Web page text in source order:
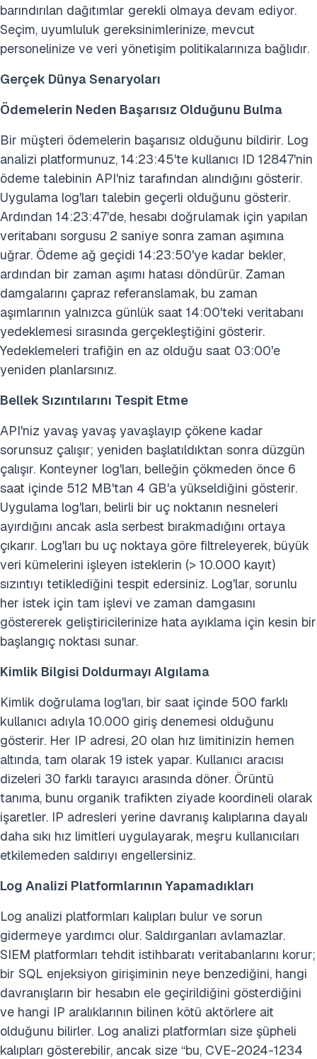
barındırılan dağıtımlar gerekli olmaya devam ediyor.
Seçim, uyumluluk gereksinimlerinize, mevcut
personelinize ve veri yönetişim politikalarınıza bağlıdır.
Gerçek Dünya Senaryoları
Ödemelerin Neden Başarısız Olduğunu Bulma
Bir müşteri ödemelerin başarısız olduğunu bildirir. Log
analizi platformunuz, 14:23:45'te kullanıcı ID 12847'nin
ödeme talebinin API'niz tarafından alındığını gösterir.
Uygulama log'ları talebin geçerli olduğunu gösterir.
Ardından 14:23:47'de, hesabı doğrulamak için yapılan
veritabanı sorgusu 2 saniye sonra zaman aşımına
uğrar. Ödeme ağ geçidi 14:23:50'ye kadar bekler,
ardından bir zaman aşımı hatası döndürür. Zaman
damgalarını çapraz referanslamak, bu zaman
aşımlarının yalnızca günlük saat 14:00'teki veritabanı
yedeklemesi sırasında gerçekleştiğini gösterir.
Yedeklemeleri trafiğin en az olduğu saat 03:00'e
yeniden planlarsınız.
Bellek Sızıntılarını Tespit Etme
API'niz yavaş yavaş yavaşlayıp çökene kadar
sorunsuz çalışır; yeniden başlatıldıktan sonra düzgün
çalışır. Konteyner log'ları, belleğin çökmeden önce 6
saat içinde 512 MB'tan 4 GB'a yükseldiğini gösterir.
Uygulama log'ları, belirli bir uç noktanın nesneleri
ayırdığını ancak asla serbest bırakmadığını ortaya
çıkarır. Log'ları bu uç noktaya göre filtreleyerek, büyük
veri kümelerini işleyen isteklerin (> 10.000 kayıt)
sızıntıyı tetiklediğini tespit edersiniz. Log'lar, sorunlu
her istek için tam işlevi ve zaman damgasını
göstererek geliştiricilerinize hata ayıklama için kesin bir
başlangıç noktası sunar.
Kimlik Bilgisi Doldurmayı Algılama
Kimlik doğrulama log'ları, bir saat içinde 500 farklı
kullanıcı adıyla 10.000 giriş denemesi olduğunu
gösterir. Her IP adresi, 20 olan hız limitinizin hemen
altında, tam olarak 19 istek yapar. Kullanıcı aracısı
dizeleri 30 farklı tarayıcı arasında döner. Örüntü
tanıma, bunu organik trafikten ziyade koordineli olarak
işaretler. IP adresleri yerine davranış kalıplarına dayalı
daha sıkı hız limitleri uygulayarak, meşru kullanıcıları
etkilemeden saldırıyı engellersiniz.
Log Analizi Platformlarının Yapamadıkları
Log analizi platformları kalıpları bulur ve sorun
gidermeye yardımcı olur. Saldırganları avlamazlar.
SIEM platformları tehdit istihbaratı veritabanlarını korur;
bir SQL enjeksiyon girişiminin neye benzediğini, hangi
davranışların bir hesabın ele geçirildiğini gösterdiğini
ve hangi IP aralıklarının bilinen kötü aktörlere ait
olduğunu bilirler. Log analizi platformları size şüpheli
kalıpları gösterebilir, ancak size “bu, CVE-2024-1234